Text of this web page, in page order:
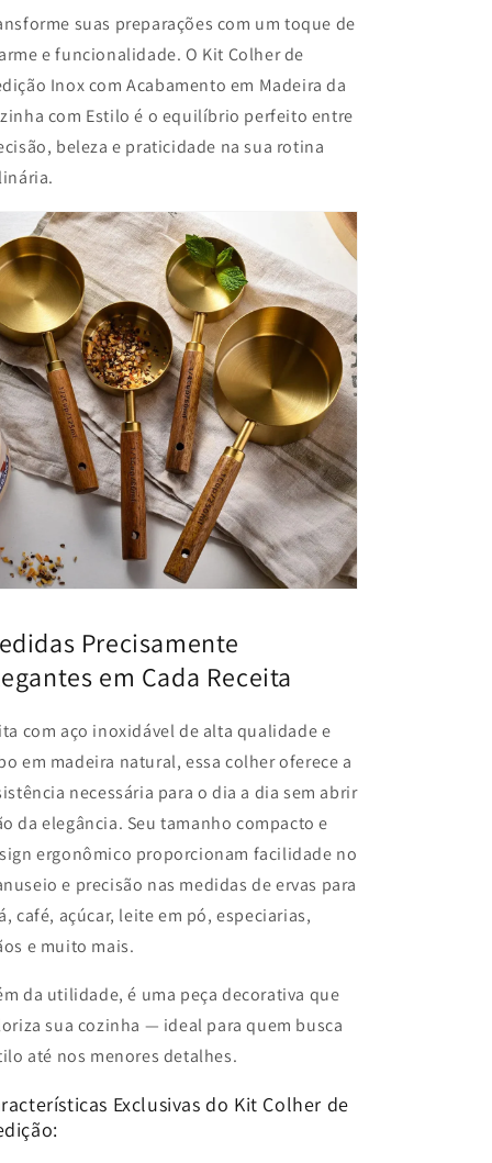
suas preparações com um toque de
e funcionalidade. O Kit Colher de
Inox com Acabamento em Madeira da
com Estilo é o equilíbrio perfeito entre
beleza e praticidade na sua rotina
Precisamente
em Cada Receita
com aço inoxidável de alta qualidade e
em madeira natural, essa colher oferece a
necessária para o dia a dia sem abrir
da elegância. Seu tamanho compacto e
ergonômico proporcionam facilidade no
e precisão nas medidas de ervas para
café, açúcar, leite em pó, especiarias,
e muito mais.
da utilidade, é uma peça decorativa que
sua cozinha — ideal para quem busca
até nos menores detalhes.
Exclusivas do Kit Colher de